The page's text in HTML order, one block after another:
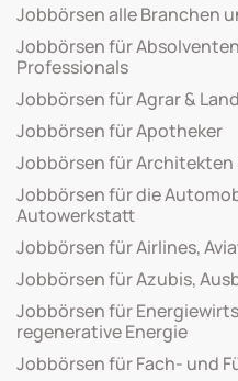
Jobbörsen alle Branchen
Jobbörsen für
Professionals
Jobbörsen für Agrar &
Jobbörsen für Apotheker
Jobbörsen für
Jobbörsen für die
Autowerkstatt
Jobbörsen für Airlines,
Jobbörsen für Azubis,
Jobbörsen für
regenerative Energie
Jobbörsen für Fach- und